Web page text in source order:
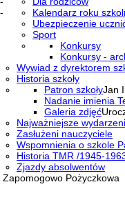
Kalendarz roku
Ubezpieczenie
Sport
Konkursy
Konkursy -
Wywiad z dyrektorem
Historia szkoły
Patron szkołyJan
Nadanie imienia
Galeria zdjęć
Najważniejsze
Zasłużeni nauczyciele
Wspomnienia o szkole
Historia TMR /1945-
Zjazdy absolwentów
Zapomogowo Pożyczkowa